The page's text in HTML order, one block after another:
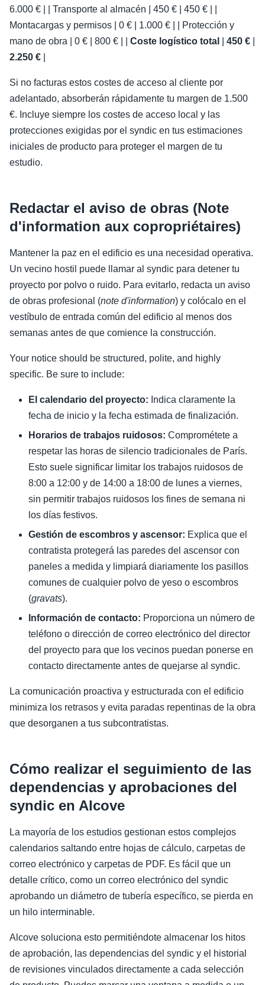
6.000 € | | Transporte al almacén | 450 € | 450 € | |
Montacargas y permisos | 0 € | 1.000 € | | Protección y
mano de obra | 0 € | 800 € | | Coste logístico total 450 €
2.250 €
Si no facturas estos costes de acceso al cliente por
adelantado, absorberán rápidamente tu margen de 1.500
€. Incluye siempre los costes de acceso local y las
protecciones exigidas por el syndic en tus estimaciones
iniciales de producto para proteger el margen de tu
estudio.
Redactar el aviso de obras (Note
d'information aux copropriétaires)
Mantener la paz en el edificio es una necesidad operativa.
Un vecino hostil puede llamar al syndic para detener tu
proyecto por polvo o ruido. Para evitarlo, redacta un aviso
de obras profesional (note d'information) y colócalo en el
vestíbulo de entrada común del edificio al menos dos
semanas antes de que comience la construcción.
Your notice should be structured, polite, and highly
specific. Be sure to include:
El calendario del proyecto: Indica claramente la
fecha de inicio y la fecha estimada de finalización.
Horarios de trabajos ruidosos: Comprométete a
respetar las horas de silencio tradicionales de París.
Esto suele significar limitar los trabajos ruidosos de
8:00 a 12:00 y de 14:00 a 18:00 de lunes a viernes,
sin permitir trabajos ruidosos los fines de semana ni
los días festivos.
Gestión de escombros y ascensor: Explica que el
contratista protegerá las paredes del ascensor con
paneles a medida y limpiará diariamente los pasillos
comunes de cualquier polvo de yeso o escombros
(gravats).
Información de contacto: Proporciona un número de
teléfono o dirección de correo electrónico del director
del proyecto para que los vecinos puedan ponerse en
contacto directamente antes de quejarse al syndic.
La comunicación proactiva y estructurada con el edificio
minimiza los retrasos y evita paradas repentinas de la obra
que desorganen a tus subcontratistas.
Cómo realizar el seguimiento de las
dependencias y aprobaciones del
syndic en Alcove
La mayoría de los estudios gestionan estos complejos
calendarios saltando entre hojas de cálculo, carpetas de
correo electrónico y carpetas de PDF. Es fácil que un
detalle crítico, como un correo electrónico del syndic
aprobando un diámetro de tubería específico, se pierda en
un hilo interminable.
Alcove soluciona esto permitiéndote almacenar los hitos
de aprobación, las dependencias del syndic y el historial
de revisiones vinculados directamente a cada selección